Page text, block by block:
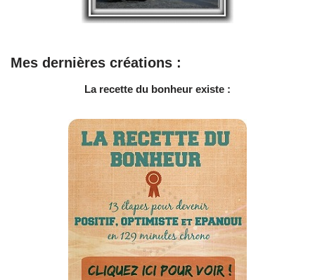
Mes dernières créations :
La recette du bonheur existe :